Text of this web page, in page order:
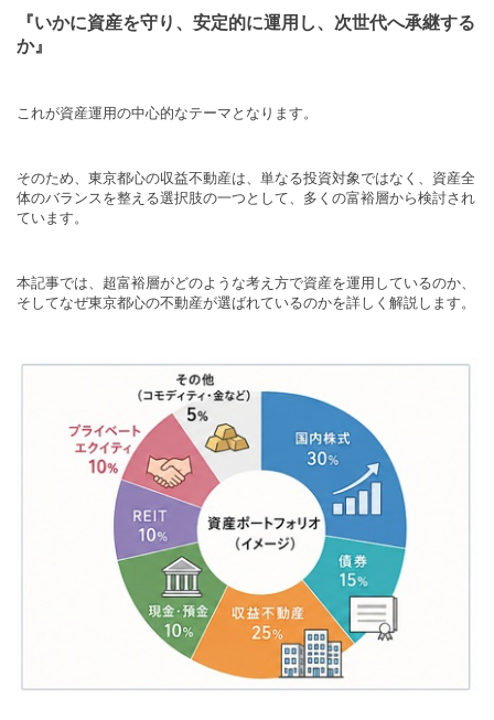
『いかに資産を守り、安定的に運用し、次世代へ承継する
か』
これが資産運用の中心的なテーマとなります。
そのため、東京都心の収益不動産は、単なる投資対象ではなく、資産全
体のバランスを整える選択肢の一つとして、多くの富裕層から検討され
ています。
本記事では、超富裕層がどのような考え方で資産を運用しているのか、
そしてなぜ東京都心の不動産が選ばれているのかを詳しく解説します。